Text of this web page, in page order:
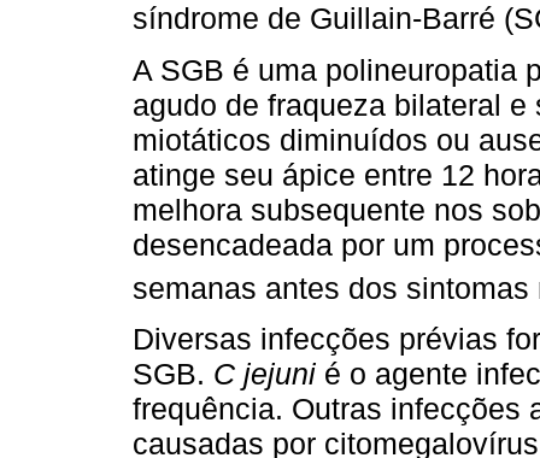
síndrome de Guillain-Barré
A SGB é uma polineuropatia
agudo de fraqueza bilateral
miotáticos diminuídos ou
atinge seu ápice entre 12
melhora subsequente nos
desencadeada por um
semanas antes dos sintomas
Diversas infecções prévias
SGB. C jejuni é o agente
frequência. Outras infecções
causadas por